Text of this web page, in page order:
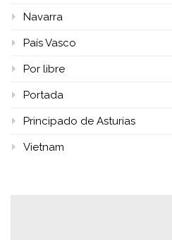
Navarra
País Vasco
Por libre
Portada
Principado de Asturias
Vietnam